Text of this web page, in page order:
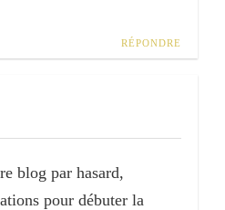
RÉPONDRE
blog par hasard,
pour débuter la